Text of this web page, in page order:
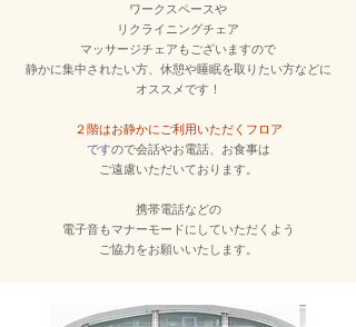
ワークスペースや
リクライニングチェア
マッサージチェアもございますので
静かに集中されたい方、休憩や睡眠を取りたい方などに
オススメです！
２階はお静かにご利用いただくフロア
ですので会話やお電話、
お食事は
ご遠慮いただいております。
携帯電話などの
電子音もマナーモードにしていただくよう
ご協力をお願いいたします。